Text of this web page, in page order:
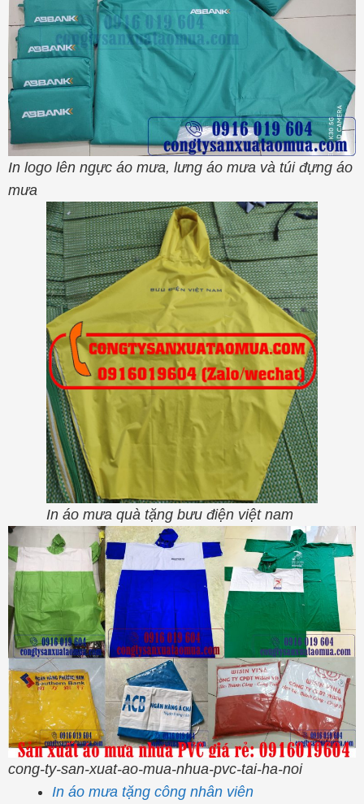
In logo lên ngực áo mưa, lưng áo mưa và túi đựng áo
mưa
In áo mưa quà tặng bưu điện việt nam
cong-ty-san-xuat-ao-mua-nhua-pvc-tai-ha-noi
In áo mưa tặng công nhân viên